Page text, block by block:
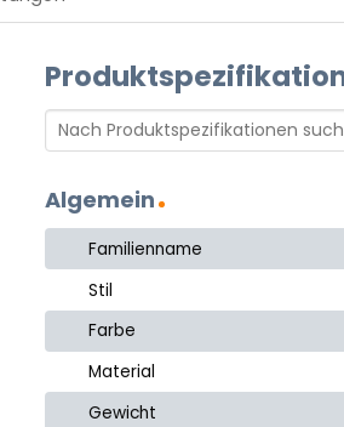
Algemein
Familienname
Stil
Farbe
Material
Gewicht